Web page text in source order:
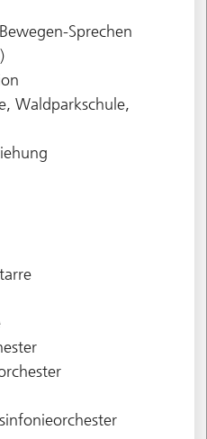
Sprechen
Waldparkschule,